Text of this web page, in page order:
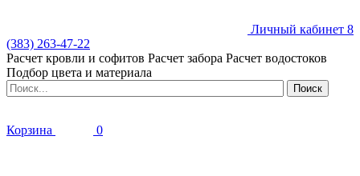
Личный кабинет 8
(383) 263-47-22
Расчет кровли и софитов Расчет забора Расчет водостоков
Подбор цвета и материала
Корзина 0